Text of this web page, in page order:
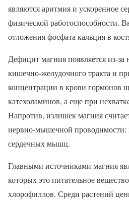
являются аритмия и ускоренное
физической работоспособности.
отложения фосфата кальция в
Дефицит магния появляется из-
кишечно-желудочного тракта и
концентрации в крови гормонов
катехоламинов, а еще при
Напротив, излишек магния
нервно-мышечной проводимости:
сердечных мышц.
Главными источниками магния
которых это питательное
хлорофиллов. Среди растений